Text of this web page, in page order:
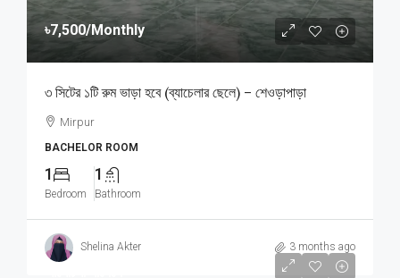
৳7,500/Monthly
৩ সিটের ১টি রুম ভাড়া হবে (ব্যাচেলার ছেলে) – শেওড়াপাড়া
Mirpur
BACHELOR ROOM
1
Bedroom
1
Bathroom
Shelina Akter 3 months ago